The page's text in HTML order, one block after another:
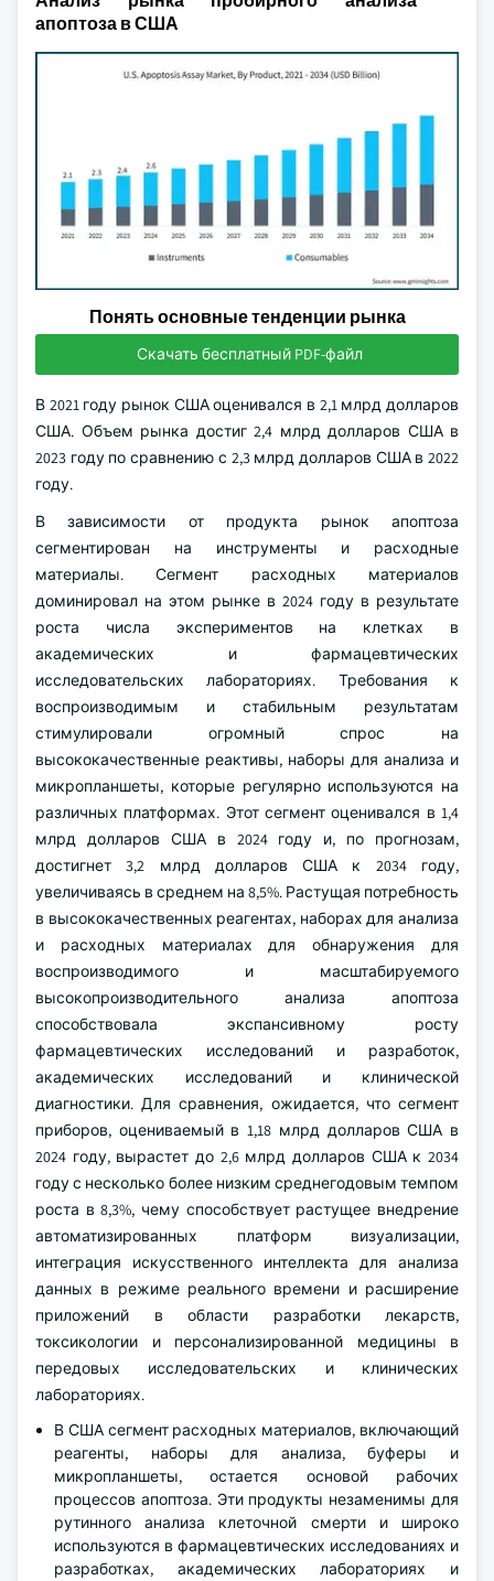
апоптоза в США
Понять основные тенденции рынка
Скачать бесплатный PDF-файл
В 2021 году рынок США оценивался в 2,1 млрд долларов
США. Объем рынка достиг 2,4 млрд долларов США в
2023 году по сравнению с 2,3 млрд долларов США в 2022
году.
В зависимости от продукта рынок апоптоза
сегментирован на инструменты и расходные
материалы. Сегмент расходных материалов
доминировал на этом рынке в 2024 году в результате
роста числа экспериментов на клетках в
академических и фармацевтических
исследовательских лабораториях. Требования к
воспроизводимым и стабильным результатам
стимулировали огромный спрос на
высококачественные реактивы, наборы для анализа и
микропланшеты, которые регулярно используются на
различных платформах. Этот сегмент оценивался в 1,4
млрд долларов США в 2024 году и, по прогнозам,
достигнет 3,2 млрд долларов США к 2034 году,
увеличиваясь в среднем на 8,5%. Растущая потребность
в высококачественных реагентах, наборах для анализа
и расходных материалах для обнаружения для
воспроизводимого и масштабируемого
высокопроизводительного анализа апоптоза
способствовала экспансивному росту
фармацевтических исследований и разработок,
академических исследований и клинической
диагностики. Для сравнения, ожидается, что сегмент
приборов, оцениваемый в 1,18 млрд долларов США в
2024 году, вырастет до 2,6 млрд долларов США к 2034
году с несколько более низким среднегодовым темпом
роста в 8,3%, чему способствует растущее внедрение
автоматизированных платформ визуализации,
интеграция искусственного интеллекта для анализа
данных в режиме реального времени и расширение
приложений в области разработки лекарств,
токсикологии и персонализированной медицины в
передовых исследовательских и клинических
лабораториях.
В США сегмент расходных материалов, включающий
реагенты, наборы для анализа, буферы и
микропланшеты, остается основой рабочих
процессов апоптоза. Эти продукты незаменимы для
рутинного анализа клеточной смерти и широко
используются в фармацевтических исследованиях и
разработках, академических лабораториях и